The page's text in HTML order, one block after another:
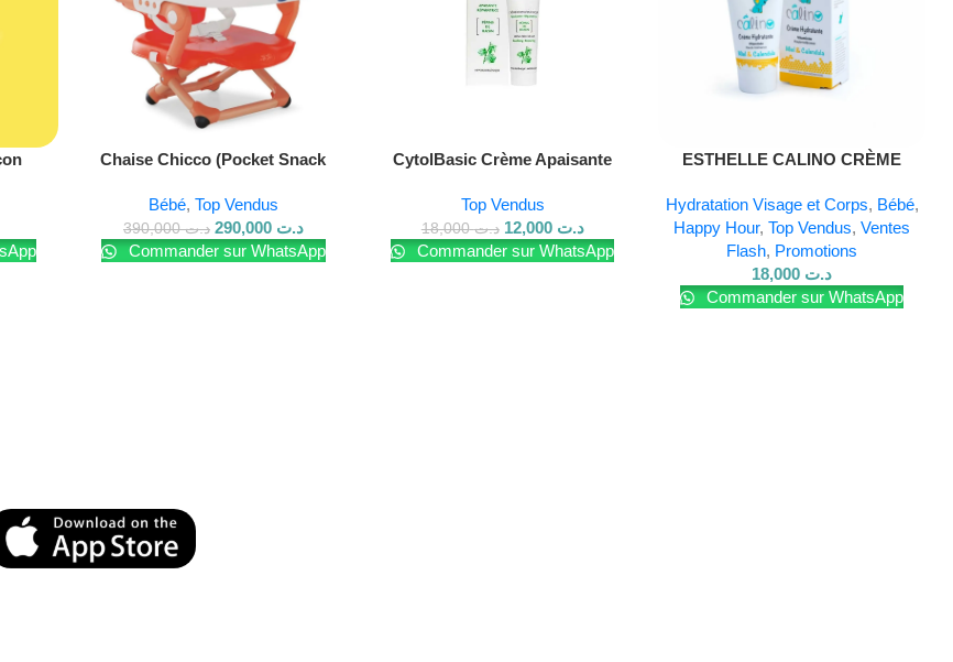
Chaise Chicco (Pocket Snack
Bébé, Top Vendus
د.ت390,000 د.ت 290,000
Commander sur WhatsApp
CytolBasic Crème Apaisante
Top Vendus
د.ت18,000 د.ت 12,000
Commander sur WhatsApp
Lire La Suite
ESTHELLE CALINO CRÈME
Hydratation Visage et Corps, Bébé,
Happy Hour,Top Vendus,Ventes
Flash, Promotions
د.ت
Commander sur WhatsApp